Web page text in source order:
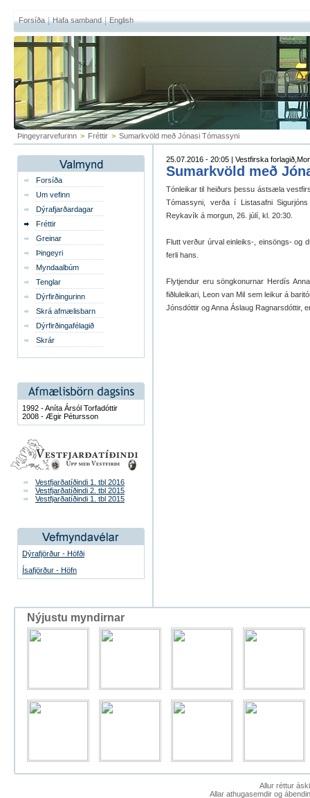
Forsíða Hafa samband English
Þingeyrarvefurinn > Fréttir > Sumarkvöld með Jónasi Tómassyni
Forsíða
Um vefinn
Dýrafjarðardagar
Fréttir
Greinar
Þingeyri
Myndaalbúm
Tenglar
Dýrfirðingurinn
Skrá afmælisbarn
Dýrfirðingafélagið
Skrár
1992 - Aníta Ársól Torfadóttir
2008 - Ægir Pétursson
Vestfjarðatíðindi 1. tbl 2016
Vestfjarðatíðindi 2. tbl 2015
Vestfjarðatíðindi 1. tbl 2015
Dýrafjörður - Höfði
Ísafjörður - Höfn
25.07.2016 - 20:05 | Vestfirska
Sumarkvöld með
Tónleikar til heiðurs þessu ástsæla
Tómassyni, verða í Listasafni
Reykavík á morgun, 26. júlí, kl. 20:30.
Flutt verður úrval einleiks-, einsöngs- og
ferli hans.
Flytjendur eru söngkonurnar Herdís
fiðluleikari, Leon van Mil sem leikur á
Jónsdóttir og Anna Áslaug Ragnarsdóttir,
Nýjustu myndirnar
Allur réttur
Allar athugasemdir og